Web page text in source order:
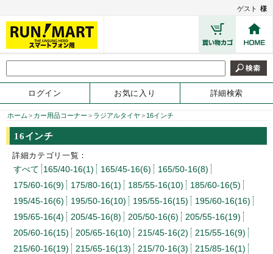
ゲスト 様
ログイン お気に入り 詳細検索
ホーム > カー用品コーナー > ラジアルタイヤ > 16インチ
16インチ
詳細カテゴリ一覧：
すべて 165/40-16(1) 165/45-16(6)
165/50-16(8)
175/60-16(9)
175/80-16(1) 185/55-16(10)
185/60-16(5)
195/45-16(6)
195/50-16(10) 195/55-16(15)
195/60-16(16)
195/65-16(4)
205/45-16(8) 205/50-16(6)
205/55-16(19)
205/60-16(15)
205/65-16(10) 215/45-16(2)
215/55-16(9)
215/60-16(19)
215/65-16(13) 215/70-16(3)
215/85-16(1)